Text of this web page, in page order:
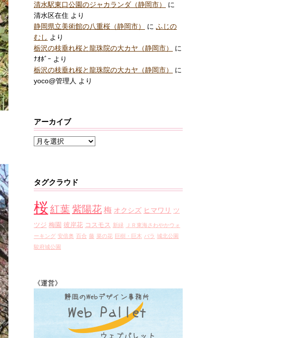
清水駅東口公園のジャカランダ（静岡市）
に
清水区在住 より
静岡県立美術館の八重桜（静岡市）
に ふじの
むし より
栃沢の枝垂れ桜と龍珠院の大カヤ（静岡市）
に
ﾅｵﾎﾞｰ より
栃沢の枝垂れ桜と龍珠院の大カヤ（静岡市）
に
yoco@管理人 より
アーカイブ
ア
ブ
タグクラウド
桜 紅葉 紫陽花 梅 オクシズ ヒマワリ ツ
ツジ 梅園 彼岸花 コスモス 新緑
ＪＲ東海さわやかウォ
ーキング 安倍奥 百合 藤 菜の花 巨樹・巨木 バラ 城北公園
駿府城公園
《運営》